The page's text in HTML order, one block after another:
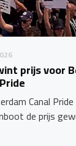
prijs voor
Canal
de prijs